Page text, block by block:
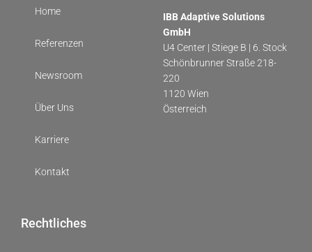
Home
Referenzen
Newsroom
Über Uns
Karriere
Kontakt
IBB Adaptive Solutions
GmbH
U4 Center | Stiege B | 6. Stock
Schönbrunner Straße 218-
220
1120 Wien
Österreich
Rechtliches